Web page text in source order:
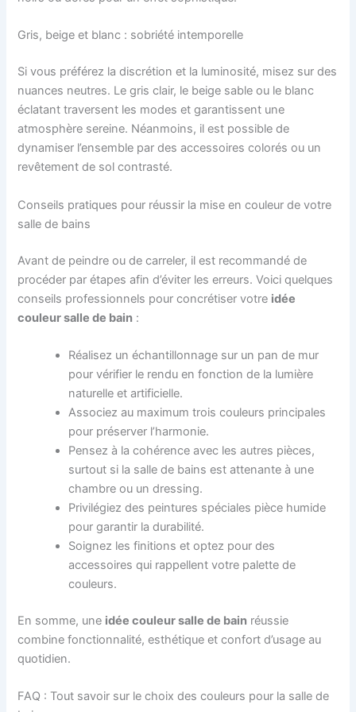
Gris, beige et blanc : sobriété intemporelle
Si vous préférez la discrétion et la luminosité, misez sur des
nuances neutres. Le gris clair, le beige sable ou le blanc
éclatant traversent les modes et garantissent une
atmosphère sereine. Néanmoins, il est possible de
dynamiser l’ensemble par des accessoires colorés ou un
revêtement de sol contrasté.
Conseils pratiques pour réussir la mise en couleur de votre
salle de bains
Avant de peindre ou de carreler, il est recommandé de
procéder par étapes afin d’éviter les erreurs. Voici quelques
conseils professionnels pour concrétiser votre idée
couleur salle de bain :
Réalisez un échantillonnage sur un pan de mur
pour vérifier le rendu en fonction de la lumière
naturelle et artificielle.
Associez au maximum trois couleurs principales
pour préserver l’harmonie.
Pensez à la cohérence avec les autres pièces,
surtout si la salle de bains est attenante à une
chambre ou un dressing.
Privilégiez des peintures spéciales pièce humide
pour garantir la durabilité.
Soignez les finitions et optez pour des
accessoires qui rappellent votre palette de
couleurs.
En somme, une idée couleur salle de bain réussie
combine fonctionnalité, esthétique et confort d’usage au
quotidien.
FAQ : Tout savoir sur le choix des couleurs pour la salle de